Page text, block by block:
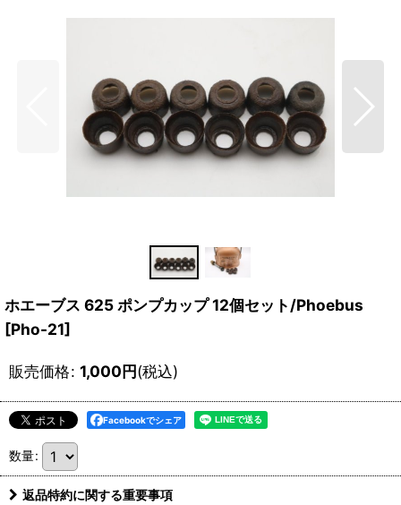
ホエーブス 625 ポンプカップ 12個セット/Phoebus
[Pho-21]
販売価格: 1,000円(税込)
Facebookでシェア
数量:
返品特約に関する重要事項